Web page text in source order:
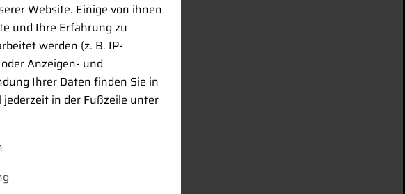
Website. Einige von ihnen
und Ihre Erfahrung zu
werden (z. B. IP-
Anzeigen- und
Ihrer Daten finden Sie in
jederzeit in der Fußzeile unter